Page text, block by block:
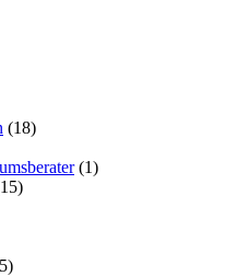
(18)
(1)